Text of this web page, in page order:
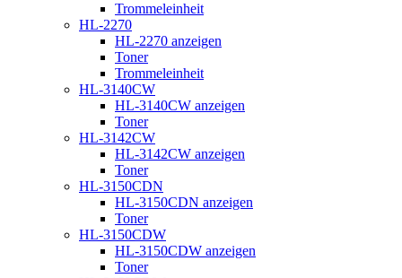
Trommeleinheit
HL-2270
HL-2270 anzeigen
Toner
Trommeleinheit
HL-3140CW
HL-3140CW anzeigen
Toner
HL-3142CW
HL-3142CW anzeigen
Toner
HL-3150CDN
HL-3150CDN anzeigen
Toner
HL-3150CDW
HL-3150CDW anzeigen
Toner